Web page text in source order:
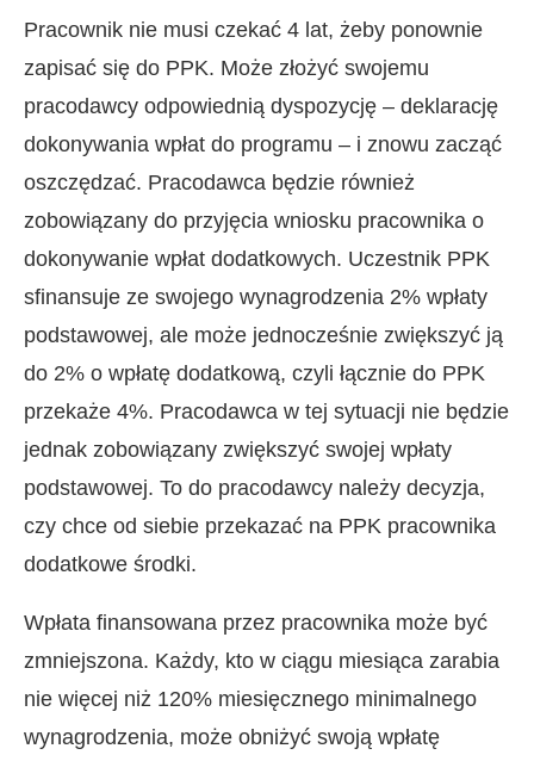
Pracownik nie musi czekać 4 lat, żeby ponownie
zapisać się do PPK. Może złożyć swojemu
pracodawcy odpowiednią dyspozycję – deklarację
dokonywania wpłat do programu – i znowu zacząć
oszczędzać. Pracodawca będzie również
zobowiązany do przyjęcia wniosku pracownika o
dokonywanie wpłat dodatkowych. Uczestnik PPK
sfinansuje ze swojego wynagrodzenia 2% wpłaty
podstawowej, ale może jednocześnie zwiększyć ją
do 2% o wpłatę dodatkową, czyli łącznie do PPK
przekaże 4%. Pracodawca w tej sytuacji nie będzie
jednak zobowiązany zwiększyć swojej wpłaty
podstawowej. To do pracodawcy należy decyzja,
czy chce od siebie przekazać na PPK pracownika
dodatkowe środki.
Wpłata finansowana przez pracownika może być
zmniejszona. Każdy, kto w ciągu miesiąca zarabia
nie więcej niż 120% miesięcznego minimalnego
wynagrodzenia, może obniżyć swoją wpłatę